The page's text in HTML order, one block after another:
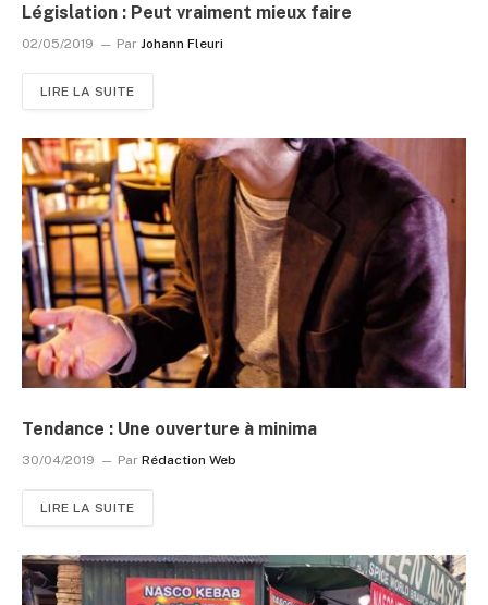
Législation : Peut vraiment mieux faire
02/05/2019 Par Johann Fleuri
LIRE LA SUITE
Tendance : Une ouverture à minima
30/04/2019 Par Rédaction Web
LIRE LA SUITE